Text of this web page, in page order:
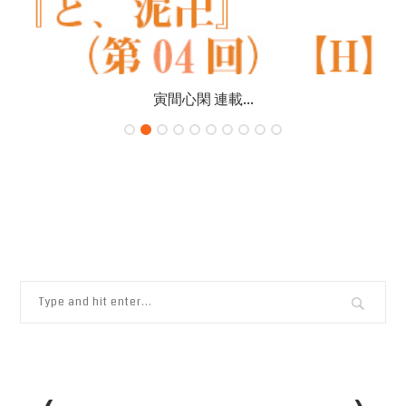
寅間心閑 連載...